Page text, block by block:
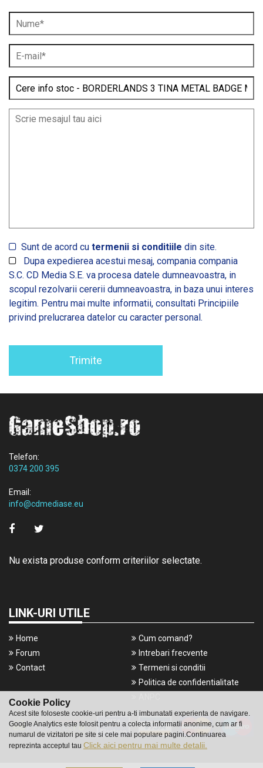
Cookie Policy
Acest site foloseste cookie-uri pentru a-ti imbunatati experienta de navigare.
Google Analytics este folosit pentru a colecta informatii anonime, cum ar fi
numarul de vizitatori pe site si cele mai populare pagini.Continuarea
reprezinta acceptul tau Click aici pentru mai multe detalii.
Sunt de acord cu termenii si conditiile din site.
Dupa expedierea acestui mesaj, compania compania
S.C. CD Media S.E. va procesa datele dumneavoastra, in
scopul rezolvarii cererii dumneavoastra, in baza unui interes
legitim. Pentru mai multe informatii, consultati Principiile
privind prelucrarea datelor cu caracter personal.
Trimite
Telefon:
0374 200 395
Email:
info@cdmediase.eu
Nu exista produse conform criteriilor selectate.
LINK-URI UTILE
Home
Forum
Contact
Cum comand?
Intrebari frecvente
Termeni si conditii
Politica de confidentialitate